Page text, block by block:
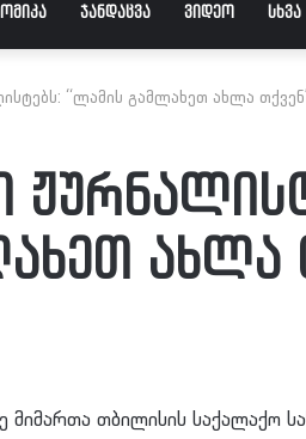
ჯანდაცვა ვიდეო სხვა
“ლამის გამლახეთ ახლა
ახლა
მიმართა თბილისის საქალაქო